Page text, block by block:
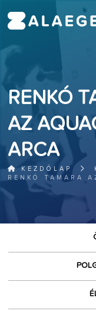
RENKÓ
AZ
ARCA
KEZDŐLAP
RENKÓ TAMARA